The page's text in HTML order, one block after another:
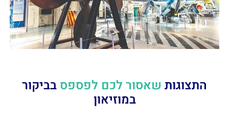
התצוגות שאסור לכם לפספס בביקור
במוזיאון